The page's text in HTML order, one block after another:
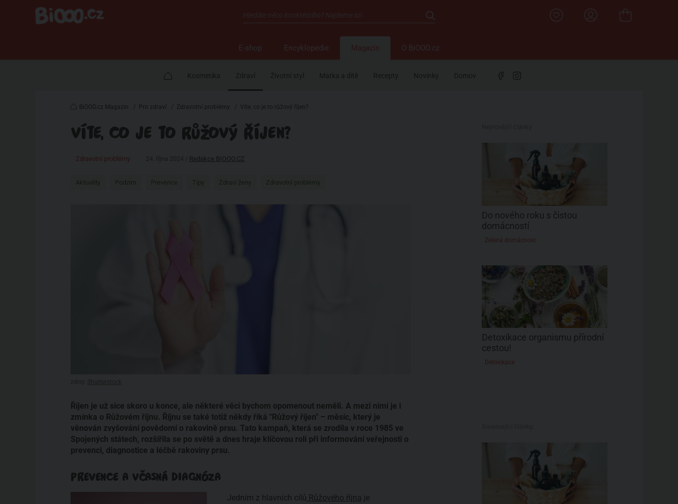
E-shop Encyklopedie Magazín O BiOOO.cz
Kosmetika Zdraví Životní styl Matka a dítě Recepty Novinky Domov
BiOOO.cz Magazin / Pro zdraví / Zdravotní problémy / Víte, co je to růžový říjen?
VÍTE, CO JE TO RŮŽOVÝ ŘÍJEN?
Zdravotní problémy Redakce BIOOO.CZ
Aktuality Podzim Prevence Tipy Zdraví ženy Zdravotní problémy
Říjen je už sice skoro u konce, ale některé věci bychom opomenout neměli. A mezi nimi je i
zmínka o Růžovém říjnu. Říjnu se také totiž někdy říká "Růžový říjen" – měsíc, který je
věnován zvyšování povědomí o rakovině prsu. Tato kampaň, která se zrodila v roce 1985 ve
Spojených státech, rozšířila se po světě a dnes hraje klíčovou roli při informování veřejnosti o
prevenci, diagnostice a léčbě rakoviny prsu.
PREVENCE A VČASNÁ DIAGNÓZA
Jedním z hlavních cílů Růžového října je
Do nového roku s čistou
domácností
Zelená domácnost
Detoxikace organismu přírodní
cestou!
Detoxikace